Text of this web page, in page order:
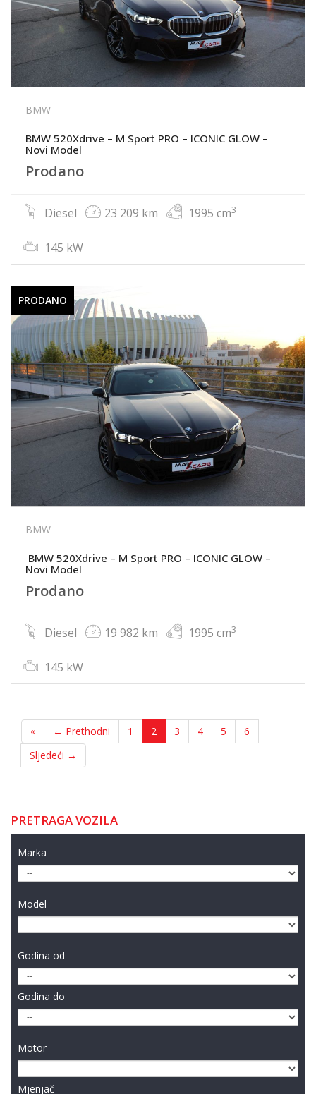
BMW
BMW 520Xdrive – M Sport PRO – ICONIC GLOW –
Novi Model
Prodano
Diesel 23 209 km 1995 cm3
145 kW
PRODANO
BMW
BMW 520Xdrive – M Sport PRO – ICONIC GLOW –
Novi Model
Prodano
Diesel 19 982 km 1995 cm3
145 kW
« ← Prethodni 1 2 3 4 5
6
Sljedeći →
PRETRAGA VOZILA
Marka
Model
Godina od
Godina do
Motor
Mjenjač